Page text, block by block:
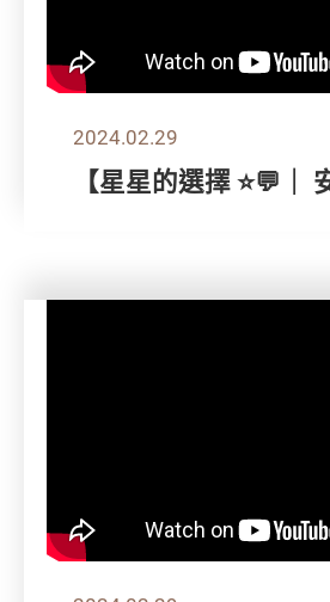
2024.02.29
【星星的選擇 ⭐💬｜